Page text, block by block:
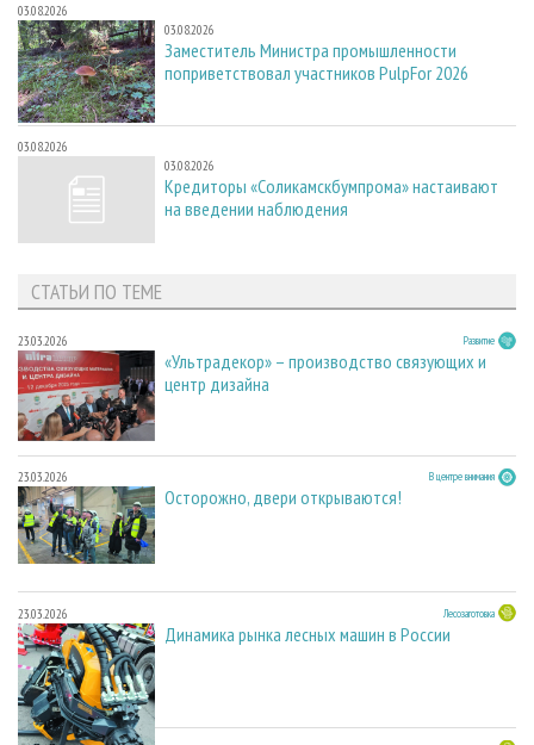
03.08.2026
03.08.2026
Заместитель Министра промышленности
поприветствовал участников PulpFor 2026
03.08.2026
03.08.2026
Кредиторы «Соликамскбумпрома» настаивают
на введении наблюдения
СТАТЬИ ПО ТЕМЕ
23.03.2026 Развитие
«Ультрадекор» – производство связующих и
центр дизайна
23.03.2026 В центре внимания
Осторожно, двери открываются!
23.03.2026 Лесозаготовка
Динамика рынка лесных машин в России